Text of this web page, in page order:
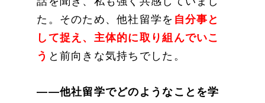
た。そのため、他社留学を 自分事と
して捉え、主体的に取り組んでいこ
う と前向きな気持ちでした。
——他社留学でどのようなことを学